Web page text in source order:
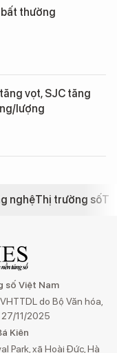
thường
vọt, SJC tăng
lượng
nghệThị trường số
số Việt Nam
do Bộ Văn hóa,
11/2025
Kiên
Park, xã Hoài Đức, Hà